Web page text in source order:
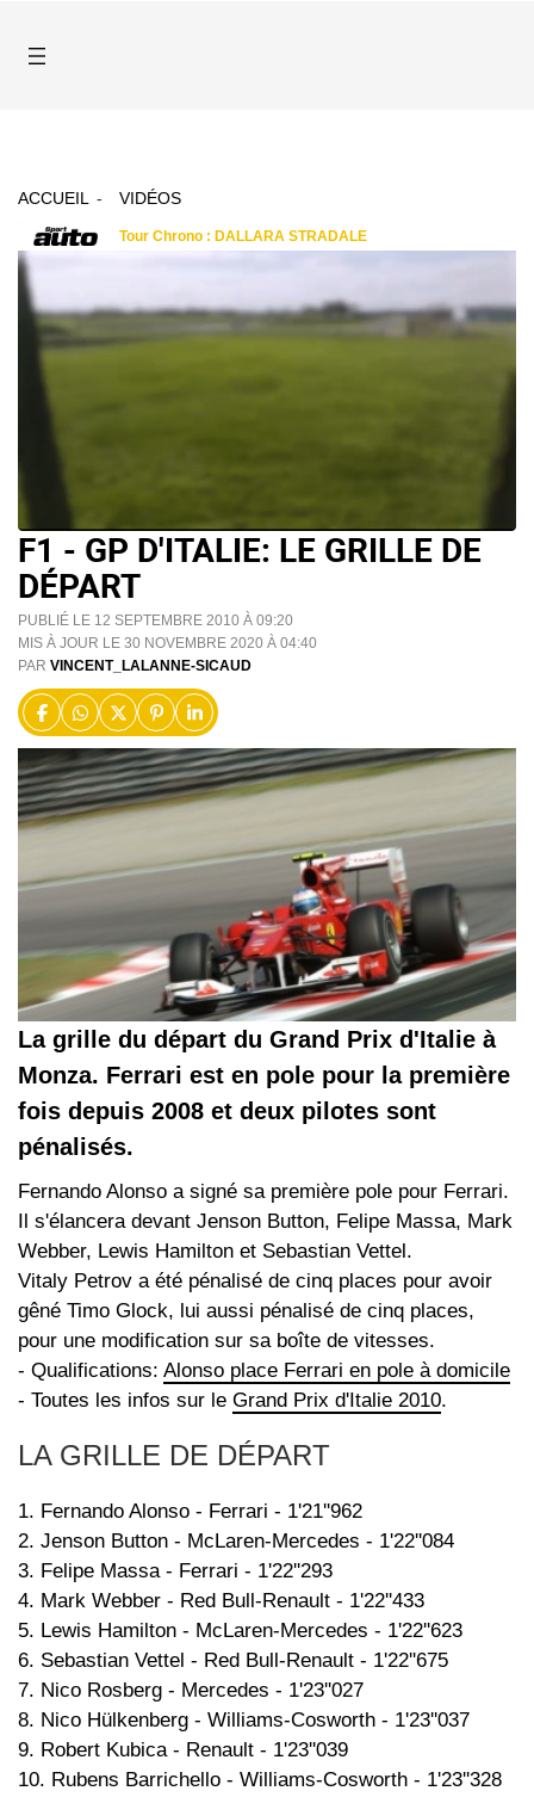
ACCUEIL VIDÉOS
F1 - GP D'ITALIE: LE GRILLE DE
DÉPART
PUBLIÉ LE 12 SEPTEMBRE 2010 À 09:20
MIS À JOUR LE 30 NOVEMBRE 2020 À 04:40
PAR VINCENT_LALANNE-SICAUD
La grille du départ du Grand Prix d'Italie à
Monza. Ferrari est en pole pour la première
fois depuis 2008 et deux pilotes sont
pénalisés.
Fernando Alonso a signé sa première pole pour Ferrari.
Il s'élancera devant Jenson Button, Felipe Massa, Mark
Webber, Lewis Hamilton et Sebastian Vettel.
Vitaly Petrov a été pénalisé de cinq places pour avoir
gêné Timo Glock, lui aussi pénalisé de cinq places,
pour une modification sur sa boîte de vitesses.
- Qualifications: Alonso place Ferrari en pole à domicile
- Toutes les infos sur le Grand Prix d'Italie 2010.
LA GRILLE DE DÉPART
1. Fernando Alonso - Ferrari - 1'21''962
2. Jenson Button - McLaren-Mercedes - 1'22''084
3. Felipe Massa - Ferrari - 1'22''293
4. Mark Webber - Red Bull-Renault - 1'22''433
5. Lewis Hamilton - McLaren-Mercedes - 1'22''623
6. Sebastian Vettel - Red Bull-Renault - 1'22''675
7. Nico Rosberg - Mercedes - 1'23''027
8. Nico Hülkenberg - Williams-Cosworth - 1'23''037
9. Robert Kubica - Renault - 1'23''039
10. Rubens Barrichello - Williams-Cosworth - 1'23''328